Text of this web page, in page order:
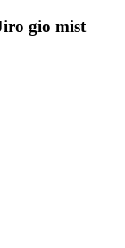
gio mist